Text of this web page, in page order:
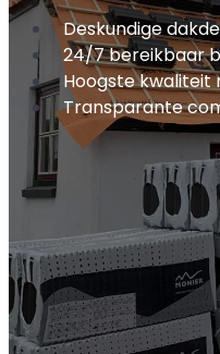
Deskundige
24/7 bereikbaar
Hoogste kwaliteit
Transparante